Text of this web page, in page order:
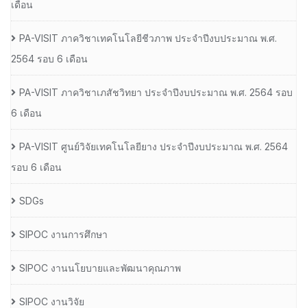
เดือน
PA-VISIT ภาควิชาเทคโนโลยีชีวภาพ ประจำปีงบประมาณ พ.ศ.
2564 รอบ 6 เดือน
PA-VISIT ภาควิชาเภสัชวิทยา ประจำปีงบประมาณ พ.ศ. 2564 รอบ
6 เดือน
PA-VISIT ศูนย์วิจัยเทคโนโลยียาง ประจำปีงบประมาณ พ.ศ. 2564
รอบ 6 เดือน
SDGs
SIPOC งานการศึกษา
SIPOC งานนโยบายและพัฒนาคุณภาพ
SIPOC งานวิจัย